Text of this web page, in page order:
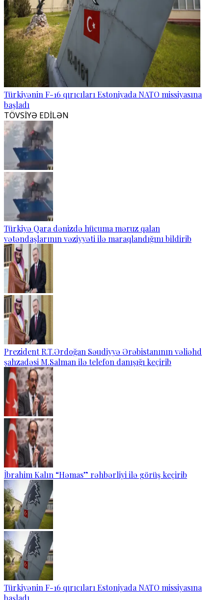
Türkiyənin F-16 qırıcıları Estoniyada NATO missiyasına
başladı
TÖVSİYƏ EDİLƏN
Türkiyə Qara dənizdə hücuma məruz qalan
vətəndaşlarının vəziyyəti ilə maraqlandığını bildirib
Prezident R.T.Ərdoğan Səudiyyə Ərəbistanının vəliəhd
şahzadəsi M.Salman ilə telefon danışığı keçirib
İbrahim Kalın “Həmas” rəhbərliyi ilə görüş keçirib
Türkiyənin F-16 qırıcıları Estoniyada NATO missiyasına
başladı